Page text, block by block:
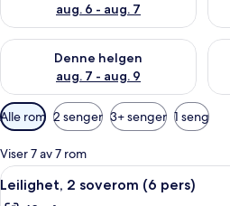
aug. 6 - aug. 7
Denne helgen
aug. 7 - aug. 9
Sjekk tilgjengelighet for denne
Tilgjengelige
filtre
for
rom
Alle rom 2 senger 3+ senger 1 seng
Viser 7 av 7 rom
Åpne
alle
13
Leilighet, 2 soverom (6 pers)